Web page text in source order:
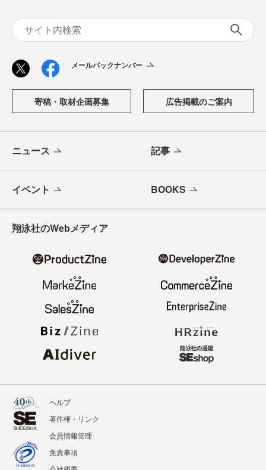
メールバックナンバー
寄稿・取材企画募集 広告掲載のご案内
ニュース 記事
イベント BOOKS
翔泳社のWebメディア
ヘルプ
著作権・リンク
会員情報管理
免責事項